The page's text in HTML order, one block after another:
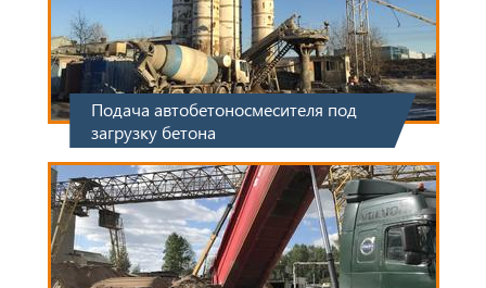
Подача автобетоносмесителя под
загрузку бетона